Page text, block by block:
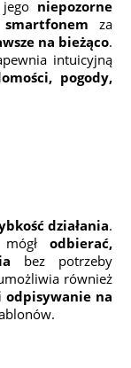
niepozorne
za
na bieżąco.
intuicyjną
pogody,
działania.
mógłodbierać,
bez potrzeby
również
na